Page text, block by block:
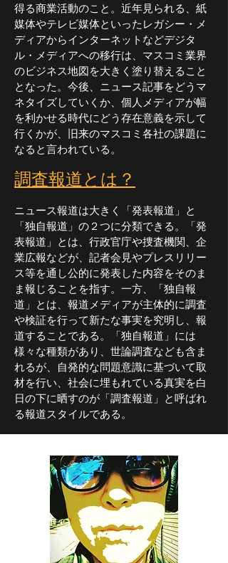
得る商業活動のこと。近年見られる、紙
媒体やテレビ媒体といったレガシー・メ
ディアからインターネットなどデジタ
ル・メディアへの移行は、マスコミ業界
のビジネス地図を大きく塗り替えること
となった。今後、ニュース記事をどうマ
ネタイズしていくか、個人メディアが幅
を利かせる時代にどう存在意義を示して
行くかが、旧来のマスコミ各社の課題に
なると言われている。
​調査報道とは？
ニュース報道は大きく「発表報道」と
「独自報道」の２つに分類できる。「発
表報道」とは、行政官庁や捜査機関、企
業広報などが、記者会見やプレスリリー
ス等を通し公的に発表した内容をそのま
ま報じることを指す。一方、「独自報
道」とは、報道メディアが主体的に調査
や検証を行って新たな事実を究明し、報
道することである。「独自報道」には
様々な種類があり、世論調査なども含ま
れるが、自発的な問題意識に基づいて取
材を行い、社会に埋もれている真実を白
日の下に晒すのが「調査報道」と呼ばれ
る報道スタイルである。